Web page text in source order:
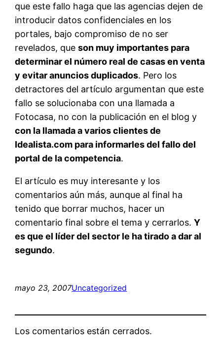
que este fallo haga que las agencias dejen de
introducir datos confidenciales en los
portales, bajo compromiso de no ser
revelados, queson muy importantes para
determinar el número real de casas en venta
y evitar anuncios duplicados. Pero los
detractores del artículo argumentan que este
fallo se solucionaba con una llamada a
Fotocasa, no con la publicación en el blog y
con la llamada a varios clientes de
Idealista.com para informarles del fallo del
portal de la competencia.
El artículo es muy interesante y los
comentarios aún más, aunque al final ha
tenido que borrar muchos, hacer un
comentario final sobre el tema y cerrarlos.Y
es que el líder del sector le ha tirado a dar al
segundo.
mayo 23, 2007Uncategorized
Los comentarios están cerrados.